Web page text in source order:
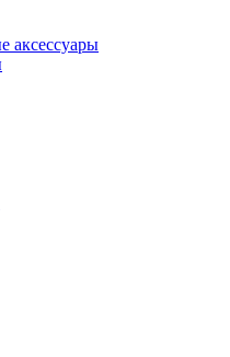
аксессуары